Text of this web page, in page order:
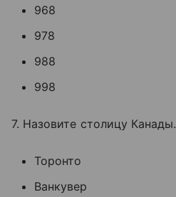
968
978
988
998
7. Назовите столицу Канады.
Торонто
Ванкувер